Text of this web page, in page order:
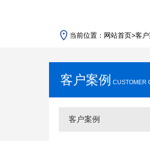
当前位置： 网站首页>客户
客户案例 CUSTOMER
客户案例